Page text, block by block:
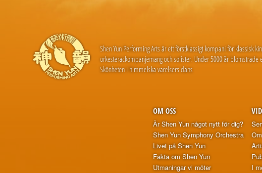
Shen Yun Performing Arts är ett förstklassigt kompani för klassisk
orkesterackompanjemang och solister. Under 5000 år
Skönheten i himmelska varelsers dans
OM OSS
Är Shen Yun något nytt för dig?
Shen Yun Symphony Orchestra
Livet på Shen Yun
Fakta om Shen Yun
Utmaningar vi möter
I